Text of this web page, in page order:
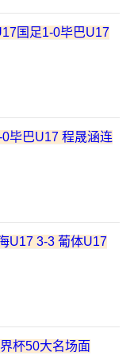
国足1-0毕巴U17
毕巴U17 程晟涵连
U17 3-3 葡体U17
杯50大名场面